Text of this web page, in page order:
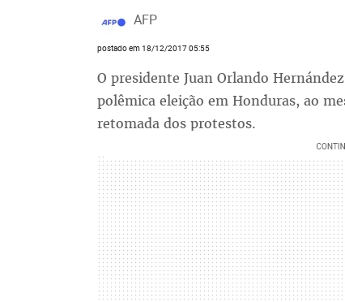
AFP
postado em 18/12/2017 05:55
O presidente Juan Orlando
polêmica eleição em Honduras, ao
retomada dos protestos.